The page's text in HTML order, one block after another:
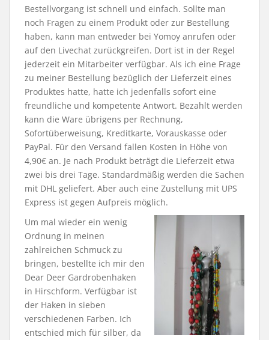
Bestellvorgang ist schnell und einfach. Sollte man
noch Fragen zu einem Produkt oder zur Bestellung
haben, kann man entweder bei Yomoy anrufen oder
auf den Livechat zurückgreifen. Dort ist in der Regel
jederzeit ein Mitarbeiter verfügbar. Als ich eine Frage
zu meiner Bestellung bezüglich der Lieferzeit eines
Produktes hatte, hatte ich jedenfalls sofort eine
freundliche und kompetente Antwort. Bezahlt werden
kann die Ware übrigens per Rechnung,
Sofortüberweisung, Kreditkarte, Vorauskasse oder
PayPal. Für den Versand fallen Kosten in Höhe von
4,90€ an. Je nach Produkt beträgt die Lieferzeit etwa
zwei bis drei Tage. Standardmäßig werden die Sachen
mit DHL geliefert. Aber auch eine Zustellung mit UPS
Express ist gegen Aufpreis möglich.
Um mal wieder ein wenig
Ordnung in meinen
zahlreichen Schmuck zu
bringen, bestellte ich mir den
Dear Deer Gardrobenhaken
in Hirschform. Verfügbar ist
der Haken in sieben
verschiedenen Farben. Ich
entschied mich für silber, da